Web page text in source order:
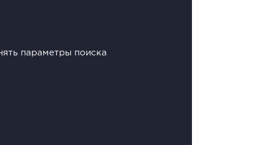
параметры поиска